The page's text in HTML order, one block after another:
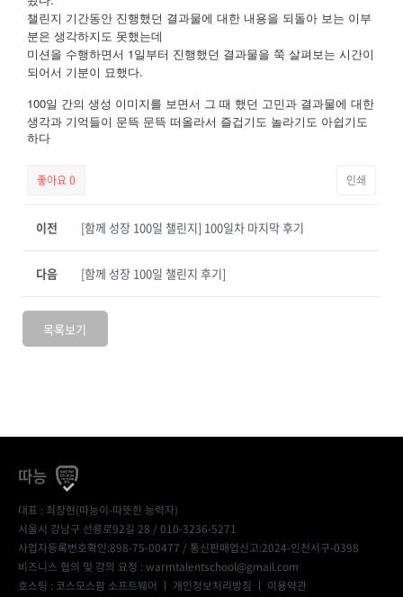
챌린지 기간동안 진행했던 결과물에 대한 내용을 되돌아 보는 이부
분은 생각하지도 못했는데
미션을 수행하면서 1일부터 진행했던 결과물을 쭉 살펴보는 시간이
되어서 기분이 묘했다.
100일 간의 생성 이미지를 보면서 그 때 했던 고민과 결과물에 대한
생각과 기억들이 문뜩 문뜩 떠올라서 즐겁기도 놀라기도 아쉽기도
하다
좋아요0 인쇄
이전 [함께 성장 100일 챌린지] 100일차 마지막 후기
[함께 성장 100일 챌린지 후기]
다음
목록보기
따능
대표 : 최창현(따능이-따뜻한 능력자)
서울시 강남구 선릉로92길 28 / 010-3236-5271
사업자등록번호확인:898-75-00477 / 통신판매업신고:2024-인천서구-0398
비즈니스 협의 및 강의 요청 : warmtalentschool@gmail.com
호스팅 : 코스모스팜 소프트웨어 ㅣ 개인정보처리방침 ㅣ 이용약관